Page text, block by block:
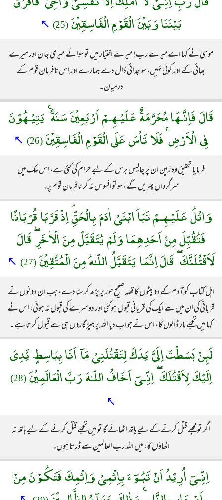
بَيْنَنَا وَبَيْنَ الْقَوْمِ الْفَاسِقِيْنَ (25)
↖
موسیٰ نے کہا اے میرے رب! میرے اختیار میں تو سوائے میری جان اور میرے
بھائی کے اور کوئی نہیں، سو جدائی ڈال دے ہمارے اور اس نافرمان قوم کے
درمیان۔
قَالَ فَاِنَّـهَا مُحَرَّمَةٌ عَلَيْـهِـمْ اَرْبَعِيْنَ سَنَةً ۚ يَتِيْـهُوْنَ
فِى الْاَرْضِ ۚ فَلَا تَاْسَ عَلَى الْقَوْمِ الْفَاسِقِيْنَ(26)
↖
فرمایا تحقیق وہ زمین ان پر چالیس برس کے لیے حرام کی گئی ہے، اس ملک میں
سرگرداں پھریں گے، سو تو افسوس نہ کر نافرمان قوم پر۔
وَاتْلُ عَلَيْـهِـمْ نَبَاَ ابْنَىْ اٰدَمَ بِالْحَقِّۘ اِذْ قَرَّبَا قُرْبَانًا
فَتُقُبِّلَ مِنْ اَحَدِهِمَا وَلَمْ يُتَقَبَّلْ مِنَ الْاٰخَرِۖ قَالَ
لَاَقْتُلَنَّكَ ۖ قَالَ اِنَّمَا يَتَقَبَّلُ اللّـٰهُ مِنَ الْمُتَّقِيْنَ(27)
↖
اہل کتاب کو آدم کے دو بیٹوں کا قصہ صحیح طور پر پڑھ کر سنا دے، جب ان دونوں نے
قربانی کی ان میں سے ایک کی قربانی قبول ہو گئی اور دوسرے کی قبول نہ ہوئی، اس نے
کہا میں تجھے مار ڈالوں گا، اس نے جواب دیا اللہ پرہیزگاروں ہی سے قبول کرتا ہے۔
لَئِنْ بَسَطْتَ اِلَىَّ يَدَكَ لِتَقْتُلَنِىْ مَآ اَنَا بِبَاسِطٍ يَّدِىَ
اِلَيْكَ لِاَقْتُلَكَ ۖ اِنِّـىٓ اَخَافُ اللّـٰهَ رَبَّ الْعَالَمِيْنَ(28)
↖
اگر تو مجھے قتل کرنے کے لیے ہاتھ اٹھائے گا تو میں تجھے قتل کرنے کے لیے ہاتھ نہ
اٹھاؤں گا، میں اللہ رب العالمین سے ڈرتا ہوں۔
اِنِّـىٓ اُرِيْدُ اَنْ تَبُـوٓءَ بِاِثْمِىْ وَاِثْمِكَ فَتَكُـوْنَ مِنْ